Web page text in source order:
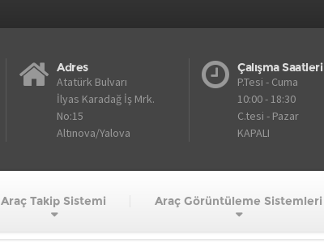
Adres
Atatürk Bulvarı
İlyas Karadağ İş Mrk.
No:15
Altınova/Yalova
Çalışma Saatleri
P.Tesi - Cuma
10:00 - 18:30
C.tesi - Pazar
KAPALI
Araç Takip Sistemi Araç Görüntüleme Sistemleri